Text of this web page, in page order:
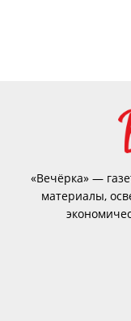
«Вечёрка» —
материалы,